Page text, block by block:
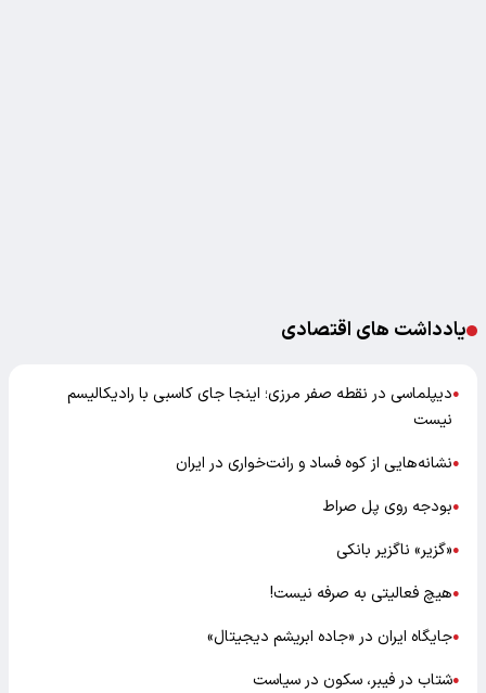
یادداشت های اقتصادی
●دیپلماسی در نقطه صفر مرزی؛ اینجا جای کاسبی با رادیکالیسم
نیست
●نشانه‌هایی از کوه فساد و رانت‌خواری در ایران
●بودجه روی پل صراط
●«گزیر» ناگزیر بانکی
●هیچ فعالیتی به صرفه نیست!
●جایگاه ایران در «جاده ابریشم دیجیتال»
●شتاب در فیبر، سکون در سیاست